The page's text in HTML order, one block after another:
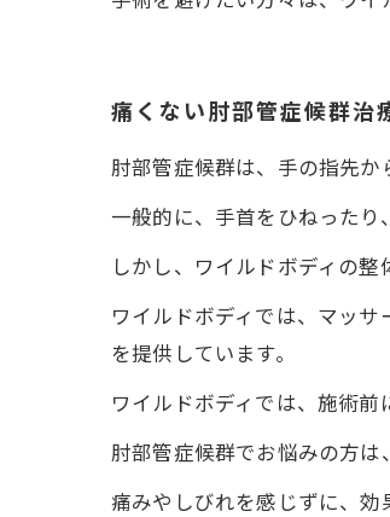
痛くない肘部管症候群治
肘部管症候群は、手の指先か
一般的に、手首をひねったり
しかし、ワイルドボディの
ワイルドボディでは、マッ
を提供しています。
ワイルドボディでは、施術
肘部管症候群でお悩みの方は
痛みやしびれを感じずに、効